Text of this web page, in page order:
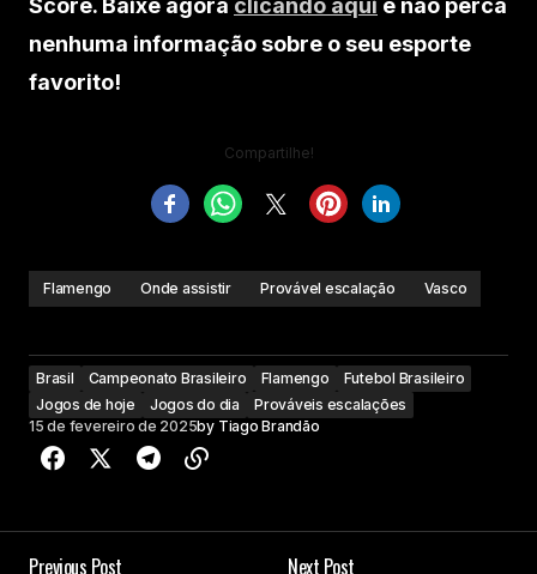
Score. Baixe agora clicando aqui e não perca
nenhuma informação sobre o seu esporte
favorito!
Compartilhe!
Flamengo Onde assistir Provável escalação Vasco
Brasil Campeonato Brasileiro Flamengo
Futebol Brasileiro
Jogos de hoje
Jogos do dia
Prováveis escalações
15 de fevereiro de 2025by Tiago Brandão
Previous Post
Next Post